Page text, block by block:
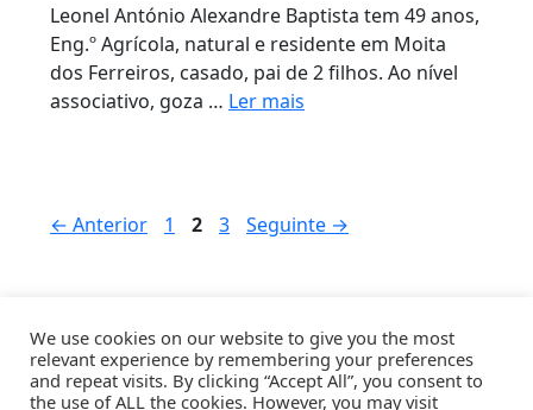
Leonel António Alexandre Baptista tem 49 anos,
Eng.º Agrícola, natural e residente em Moita
dos Ferreiros, casado, pai de 2 filhos. Ao nível
associativo, goza … Ler mais
← Anterior Página
1 Página
2 Página
3 Seguinte →
Candidaturas TV CEL
Noticias
Sentir Lourinhã
We use cookies on our website to give you the most
relevant experience by remembering your preferences
and repeat visits. By clicking “Accept All”, you consent to
the use of ALL the cookies. However, you may visit